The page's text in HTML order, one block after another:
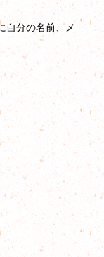
自分の名前、メ